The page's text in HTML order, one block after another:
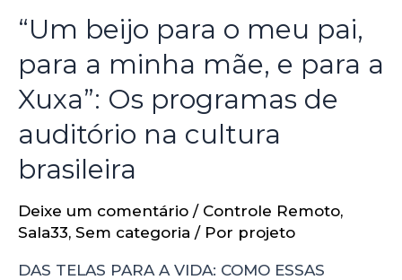
“Um beijo para o meu pai,
para a minha mãe, e para a
Xuxa”: Os programas de
auditório na cultura
brasileira
Deixe um comentário / Controle Remoto,
Sala33, Sem categoria / Por projeto
DAS TELAS PARA A VIDA: COMO ESSAS